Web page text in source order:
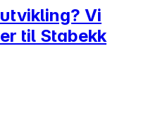
Vi
til Stabekk